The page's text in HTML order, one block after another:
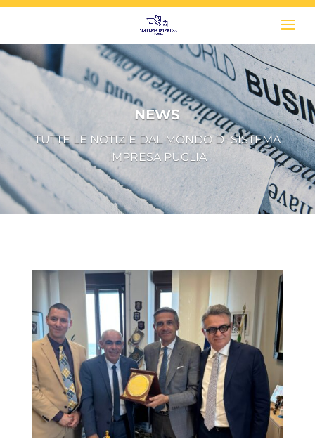
NEWS
TUTTE LE NOTIZIE DAL MONDO DI SISTEMA
IMPRESA PUGLIA